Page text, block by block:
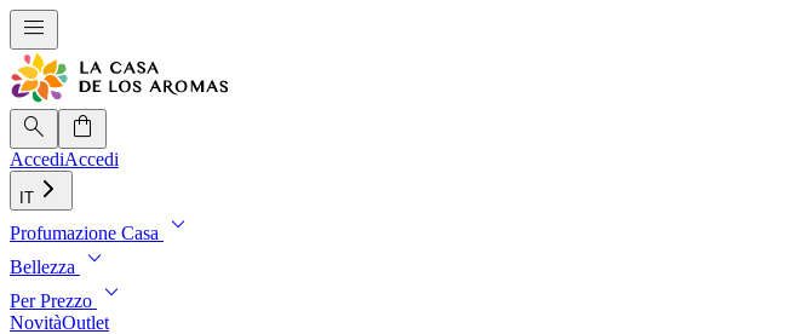
menu
search shopping_bag
AccediAccedi
IT
Profumazione Casa expand_more
Bellezza expand_more
Per Prezzo expand_more
NovitàOutlet